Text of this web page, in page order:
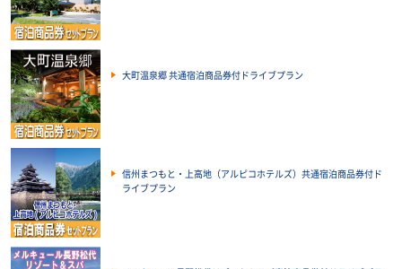
大町温泉郷 共通宿泊商品券付ドライブプラン
信州まつもと・上高地（アルピコホテルズ）共通宿泊商品券付ド
ライブプラン